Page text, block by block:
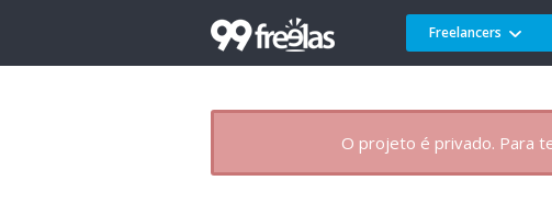
Freelancers
O projeto é privado. Para